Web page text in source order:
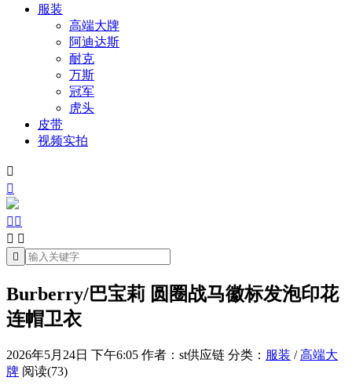
服装
高端大牌
阿迪达斯
耐克
万斯
冠军
虎头
皮带
视频实拍


 
 

Burberry/巴宝莉 圆圈战马徽标发泡印花
连帽卫衣
2026年5月24日 下午6:05 作者：st供应链 分类： 服装 /高端大
牌 阅读(73)